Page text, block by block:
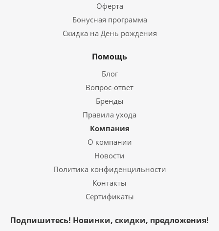
Оферта
Бонусная программа
Скидка на День рождения
Помощь
Блог
Вопрос-ответ
Бренды
Правила ухода
Компания
О компании
Новости
Политика конфиденцильности
Контакты
Сертификаты
Подпишитесь! Новинки, скидки, предложения!